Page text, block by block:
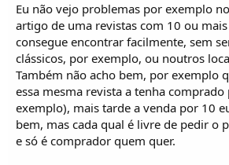
Eu não vejo problemas por exemplo
artigo de uma revistas com 10 ou
consegue encontrar facilmente, sem
clássicos, por exemplo, ou noutros
Também não acho bem, por exemplo
essa mesma revista a tenha
exemplo), mais tarde a venda por 10
bem, mas cada qual é livre de pedir o
e só é comprador quem quer.